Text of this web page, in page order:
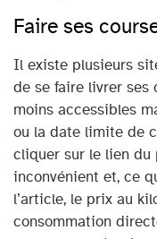
Faire ses
Il existe plusieurs
de se faire livrer ses
moins accessibles
ou la date limite de
cliquer sur le lien du
inconvénient et, ce
l’article, le prix au
consommation